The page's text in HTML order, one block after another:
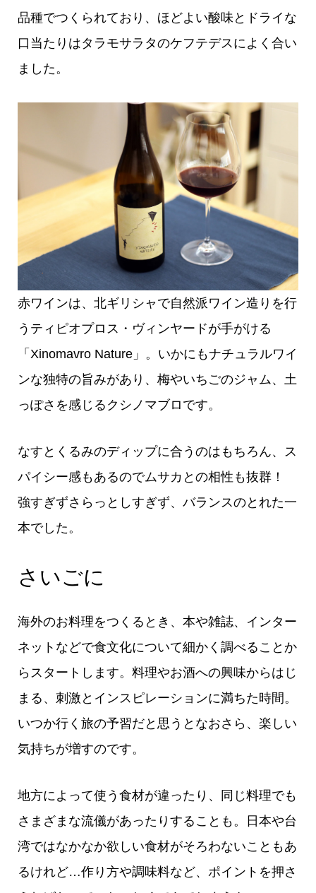
品種でつくられており、ほどよい酸味とドライな
口当たりはタラモサラタのケフテデスによく合い
ました。
赤ワインは、北ギリシャで自然派ワイン造りを行
うティピオプロス・ヴィンヤードが手がける
「Xinomavro Nature」。いかにもナチュラルワイ
ンな独特の旨みがあり、梅やいちごのジャム、土
っぽさを感じるクシノマブロです。
なすとくるみのディップに合うのはもちろん、ス
パイシー感もあるのでムサカとの相性も抜群！
強すぎずさらっとしすぎず、バランスのとれた一
本でした。
さいごに
海外のお料理をつくるとき、本や雑誌、インター
ネットなどで食文化について細かく調べることか
らスタートします。料理やお酒への興味からはじ
まる、刺激とインスピレーションに満ちた時間。
いつか行く旅の予習だと思うとなおさら、楽しい
気持ちが増すのです。
地方によって使う食材が違ったり、同じ料理でも
さまざまな流儀があったりすることも。日本や台
湾ではなかなか欲しい食材がそろわないこともあ
るけれど…作り方や調味料など、ポイントを押さ